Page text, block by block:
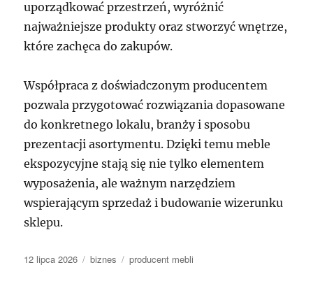
uporządkować przestrzeń, wyróżnić
najważniejsze produkty oraz stworzyć wnętrze,
które zachęca do zakupów.
Współpraca z doświadczonym producentem
pozwala przygotować rozwiązania dopasowane
do konkretnego lokalu, branży i sposobu
prezentacji asortymentu. Dzięki temu meble
ekspozycyjne stają się nie tylko elementem
wyposażenia, ale ważnym narzędziem
wspierającym sprzedaż i budowanie wizerunku
sklepu.
Data
12 lipca 2026 Kategorie
biznes Tagi
producent mebli